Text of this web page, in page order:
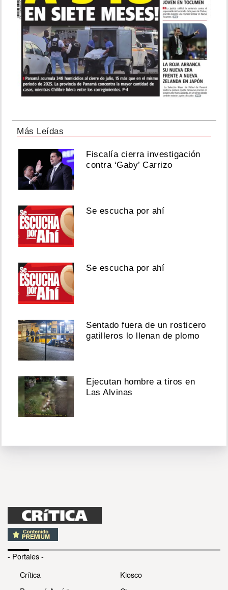
Más Leídas
Fiscalía cierra investigación
contra ‘Gaby’ Carrizo
Se escucha por ahí
Se escucha por ahí
Sentado fuera de un rosticero
gatilleros lo llenan de plomo
Ejecutan hombre a tiros en
Las Alvinas
- Portales -
Crítica
Kiosco